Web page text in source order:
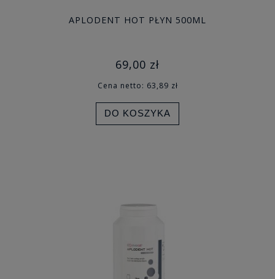
APLODENT HOT PŁYN 500ML
69,00 zł
Cena netto: 63,89 zł
DO KOSZYKA